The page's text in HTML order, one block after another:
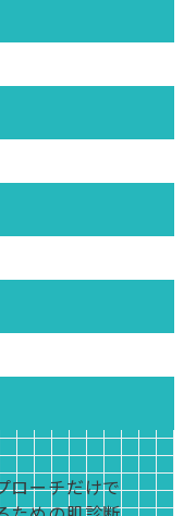
に除去しま
修復を促し、
インを根本か
に除去しま
肌全体のトー
インを根本か
す「ポリ乳酸
注入治療で
に高め、ちり
容成分を肌深
（RF）で血行
おいとハリに
やたるみ毛穴
に直接熱を
抑制する効果
白肌へと導
毛穴の奥の汚
浄します。
から解消し、
と導きます。
ファイロ）
剤を導入する
果的に除去し
肌全体のト
ある白肌へと
る青ぐすみ
因となる古い
のターンオー
治療を組み合
本原因にアプ
効果でコラ
ー状のニキビ
ファイロ）
ラーゲンを増
レーター状の
然に盛り上げ
届きにくい
、目的に合わ
。
るエイジング
性化させ、
力向上など、
康をサポート
たり、皮膚
老けた印象を
治療が効果
で、皮膚の土
ギーを届
厚み、ご希
ます。当院で
想の二重を
突出による
「青クマ」な
た治療を行う
、若々しい目
ローチだけで